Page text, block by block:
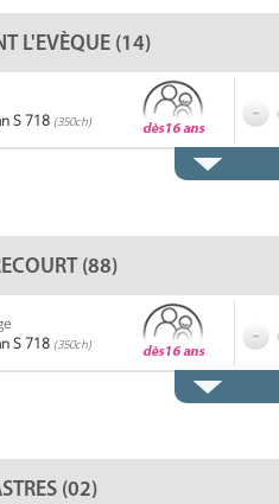
L'EVÈQUE (14)
S 718 (350ch)
(88)
S 718 (350ch)
(02)